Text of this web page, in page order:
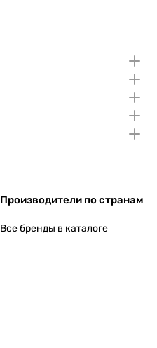
Производители по странам
Все бренды в каталоге